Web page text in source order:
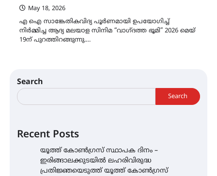
May 18, 2026
എ ഐ സാങ്കേതികവിദ്യ പൂർണമായി ഉപയോഗിച്ച്
നിർമ്മിച്ച ആദ്യ മലയാള സിനിമ “വാഗ്ദത്ത ഭൂമി” 2026 മെയ്
19ന് പുറത്തിറങ്ങുന്നു.…
Search
Search
Recent Posts
യൂത്ത് കോൺഗ്രസ്‌ സ്ഥാപക ദിനം –
ഇരിങ്ങാലക്കുടയിൽ ലഹരിവിരുദ്ധ
പ്രതിജ്ഞയെടുത്ത് യൂത്ത് കോൺഗ്രസ്